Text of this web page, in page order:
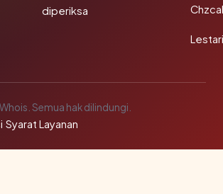
diperiksa
Semua hak dilindungi.
·Syarat Layanan